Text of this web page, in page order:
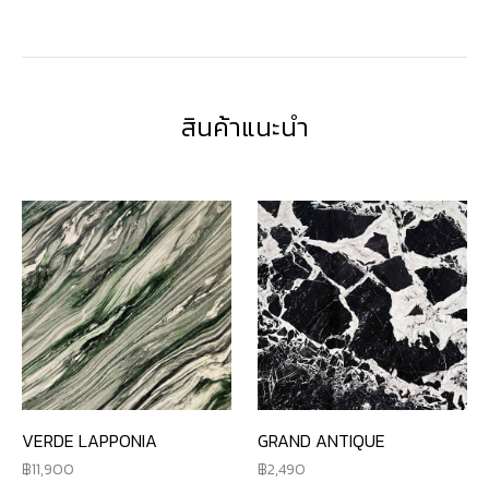
สินค้าแนะนำ
VERDE LAPPONIA
11,900
GRAND ANTIQUE
2,490